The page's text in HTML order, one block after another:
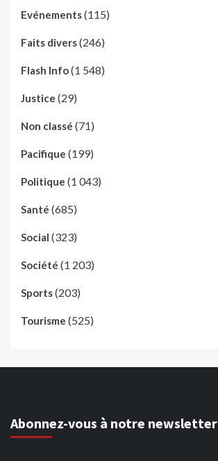
Evénements(115)
Faits divers(246)
Flash Info(1 548)
Justice (29)
Non classé (71)
Pacifique (199)
Politique (1 043)
Santé (685)
Social (323)
Société (1 203)
Sports(203)
Tourisme (525)
Abonnez-vous à notre newsletter